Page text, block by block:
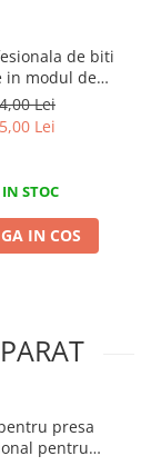
de biti
in modul de
Lei
Lei
IN STOC
IN COS
presa
pentru